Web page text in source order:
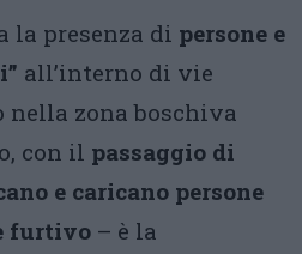
la presenza di persone e
all’interno di vie
nella zona boschiva
con il passaggio di
e caricano persone
furtivo – è la